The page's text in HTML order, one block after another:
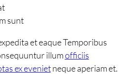
sunt
et eaque Temporibus
illumofficiis
ex evenietneque aperiam et.